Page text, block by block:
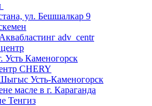
ул. Бешшалкар 9
adv_centr
Каменогорск
CHERY
Усть-Каменогорск
масле в г. Караганда
Тенгиз